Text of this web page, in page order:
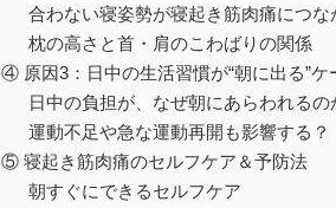
合わない寝姿勢が寝起き筋肉痛につな
枕の高さと首・肩のこわばりの関係
④ 原因3：日中の生活習慣が“朝に出る”ケ
日中の負担が、なぜ朝にあらわれるの
運動不足や急な運動再開も影響する？
⑤ 寝起き筋肉痛のセルフケア＆予防法
朝すぐにできるセルフケア